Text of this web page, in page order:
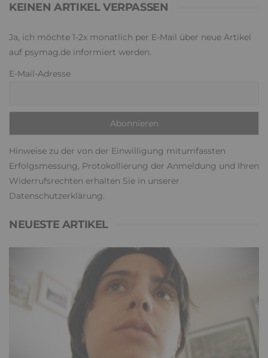
KEINEN ARTIKEL VERPASSEN
Ja, ich möchte 1-2x monatlich per E-Mail über neue Artikel
auf psymag.de informiert werden.
E-Mail-Adresse
Hinweise zu der von der Einwilligung mitumfassten
Erfolgsmessung, Protokollierung der Anmeldung und Ihren
Widerrufsrechten erhalten Sie in unserer
Datenschutzerklärung.
NEUESTE ARTIKEL